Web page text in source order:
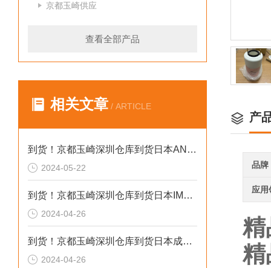
京都玉崎供应
查看全部产品
相关文章 / ARTICLE
到货！京都玉崎深圳仓库到货日本AND 电子秤HV-60KCEP
2024-05-22
到货！京都玉崎深圳仓库到货日本IMADA 推拉力计 DST-20N
2024-04-26
到货！京都玉崎深圳仓库到货日本成茂锻针仪MF2
2024-04-26
产
品牌
应用